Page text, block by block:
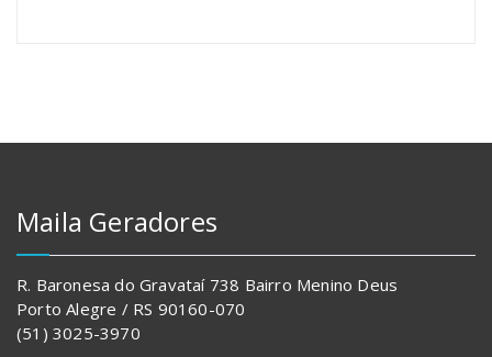
Maila Geradores
R. Baronesa do Gravataí 738 Bairro Menino Deus
Porto Alegre / RS 90160-070
(51) 3025-3970